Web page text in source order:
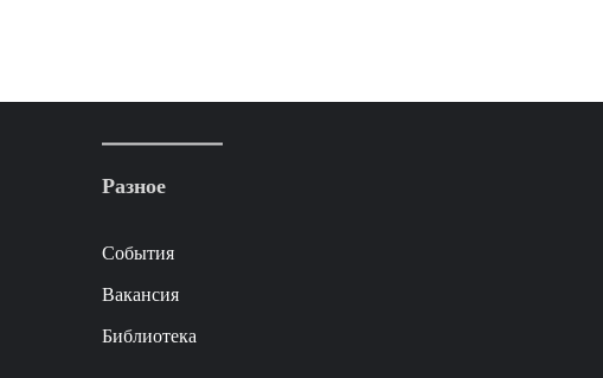
Разное
События
Вакансия
Библиотека